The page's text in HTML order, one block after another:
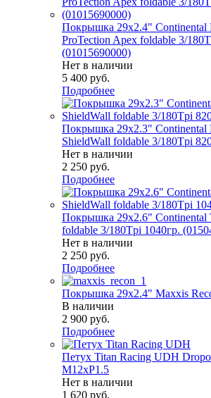
Покрышка 29x2.4" Continental
ProTection Apex foldable 3/
(01015690000)
Нет в наличии
5 400 руб.
Подробнее
Покрышка 29x2.3" Continental
ShieldWall foldable 3/180Tpi
Нет в наличии
2 250 руб.
Подробнее
Покрышка 29x2.6" Continental
foldable 3/180Tpi 1040гр.
Нет в наличии
2 250 руб.
Подробнее
Покрышка 29x2.4" Maxxis
В наличии
2 900 руб.
Подробнее
Петух Titan Racing UDH
М12хP1.5
Нет в наличии
1 620 руб.